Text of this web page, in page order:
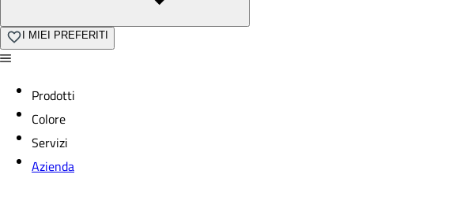
I MIEI PREFERITI
Prodotti
Colore
Servizi
Azienda